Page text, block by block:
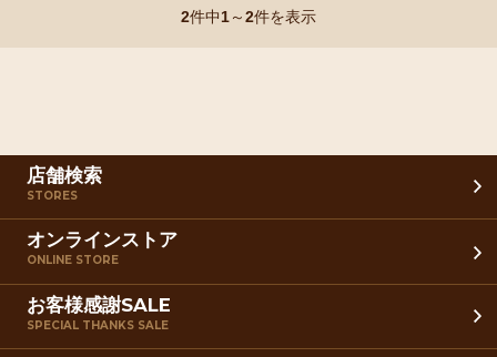
2件中1～2件を表示
店舗検索
STORES
オンラインストア
ONLINE STORE
お客様感謝SALE
SPECIAL THANKS SALE